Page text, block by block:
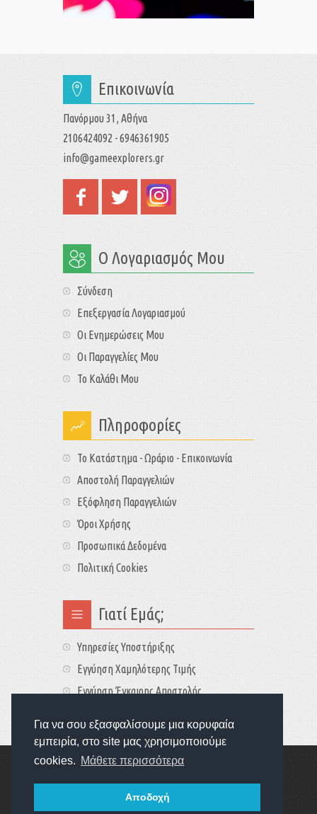
Για να σου εξασφαλίσουμε μια κορυφαία
εμπειρία, στο site μας χρησιμοποιούμε
cookies. Μάθετε περισσότερα
Αποδοχή
Επικοινωνία
Πανόρμου 31, Αθήνα
2106424092 - 6946361905
info@gameexplorers.gr
Ο Λογαριασμός Μου
Σύνδεση
Επεξεργασία Λογαριασμού
Οι Ενημερώσεις Μου
Οι Παραγγελίες Μου
Το Καλάθι Μου
Πληροφορίες
Το Κατάστημα - Ωράριο - Επικοινωνία
Αποστολή Παραγγελιών
Εξόφληση Παραγγελιών
Όροι Χρήσης
Προσωπικά Δεδομένα
Πολιτική Cookies
Γιατί Εμάς;
Υπηρεσίες Υποστήριξης
Εγγύηση Χαμηλότερης Τιμής
Εγγύηση Έγκαιρης Αποστολής
Copyright © 2022GameExplorers
Οι τιμές περιλαμβάνουν ΦΠΑ 24%